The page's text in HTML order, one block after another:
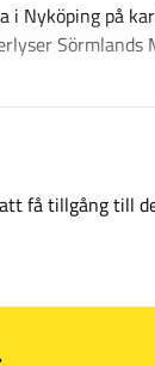
i Nyköping på
Sörmlands
få tillgång till